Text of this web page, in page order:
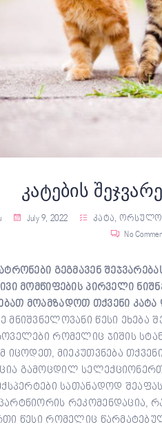
კატების
July 9, 2022 კატა,
No
გეგმავენ
მომწიფების პირველი
მოამზადოთ თქვენი
წესი ეხება
რომელიც ჯიშის
იცოდეთ, მიეკუთვნება
გამოცდილ
სათანადოდ
რეკომენდაცია,
წესი რომელიც